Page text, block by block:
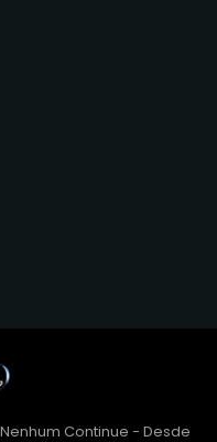
Continue - Desde